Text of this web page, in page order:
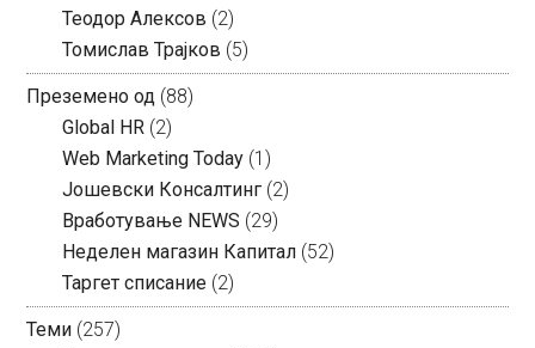
Теодор Алексов (2)
Томислав Трајков (5)
Преземено од (88)
Global HR (2)
Web Marketing Today (1)
Јошевски Консалтинг (2)
Вработување NEWS (29)
Неделен магазин Капитал (52)
Таргет списание (2)
Теми (257)